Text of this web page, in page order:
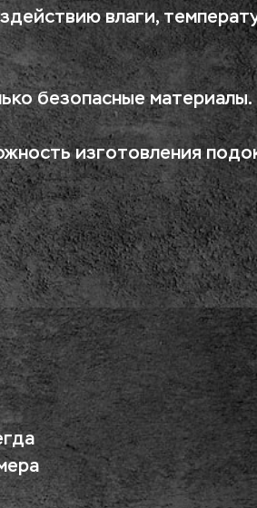
влаги,
безопасные материалы.
изготовления